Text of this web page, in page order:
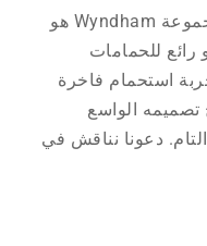
حوض الاستحمام المستقل من مجموعة Wyndham هو
رائع للحمامات
استحمام فاخرة
تصميمه الواسع
دعونا نناقش في